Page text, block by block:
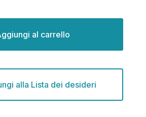
alla Lista dei desideri